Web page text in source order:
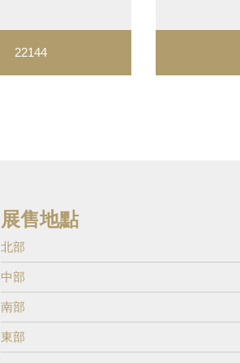
22144
展售地點
北部
中部
南部
東部